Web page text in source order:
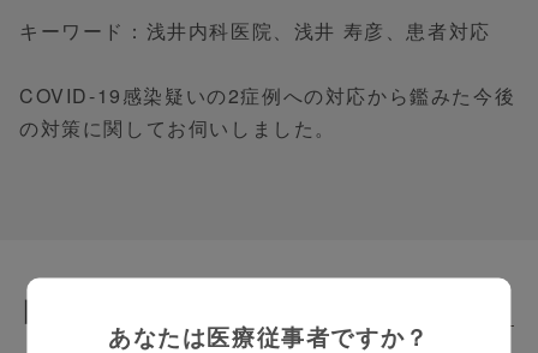
キーワード：浅井内科医院、浅井 寿彦、患者対応
COVID-19感染疑いの2症例への対応から鑑みた今後
の対策に関してお伺いしました。
関連動画
あなたは医療従事者ですか？